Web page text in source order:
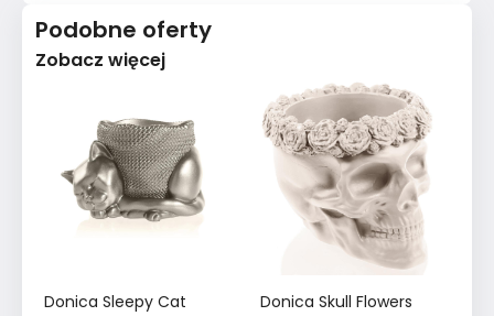
Podobne oferty
Zobacz więcej
Donica Sleepy Cat
Donica Skull Flowers